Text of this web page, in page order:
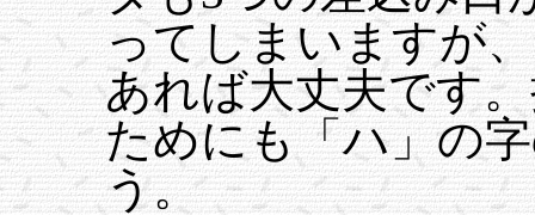
ってしまいますが
あれば大丈夫です
ためにも「ハ」の
う。